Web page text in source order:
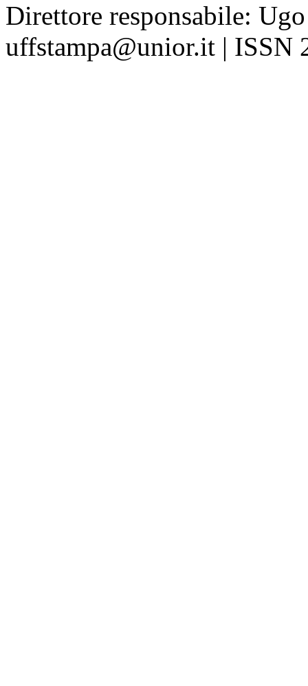
Direttore responsabile:
uffstampa@unior.it | ISSN